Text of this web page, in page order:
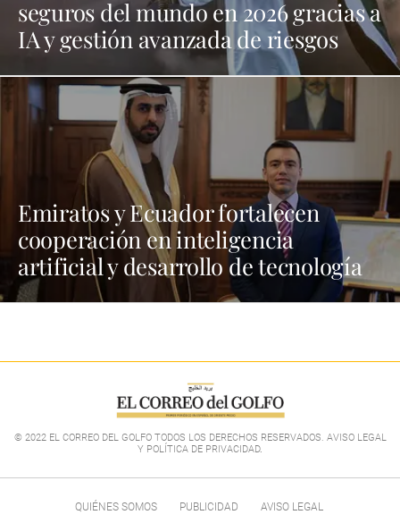
seguros del mundo en 2026 gracias a
IA y gestión avanzada de riesgos
Emiratos y Ecuador fortalecen
cooperación en inteligencia
artificial y desarrollo de tecnología
© 2022 EL CORREO DEL GOLFO TODOS LOS DERECHOS RESERVADOS. AVISO LEGAL
Y POLÍTICA DE PRIVACIDAD.
QUIÉNES SOMOS PUBLICIDAD AVISO LEGAL